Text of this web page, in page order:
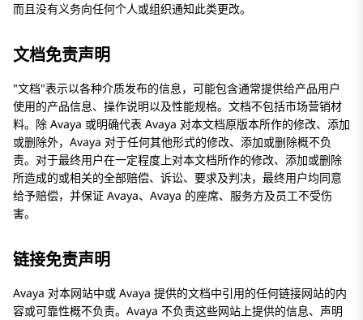
而且没有义务向任何个人或组织通知此类更改。
文档免责声明
文档 表示以各种介质发布的信息，可能包含通常提供给产品用户
使用的产品信息、操作说明以及性能规格。文档不包括市场营销材
料。除 Avaya 或明确代表 Avaya 对本文档原版本所作的修改、添加
或删除外，Avaya 对于任何其他形式的修改、添加或删除概不负
责。对于最终用户在一定程度上对本文档所作的修改、添加或删除
所造成的或相关的全部赔偿、诉讼、要求及判决，最终用户均同意
给予赔偿，并保证 Avaya、Avaya 的座席、服务方及员工不受伤
害。
链接免责声明
Avaya 对本网站中或 Avaya 提供的文档中引用的任何链接网站的内
容或可靠性概不负责。Avaya 不负责这些网站上提供的信息、声明